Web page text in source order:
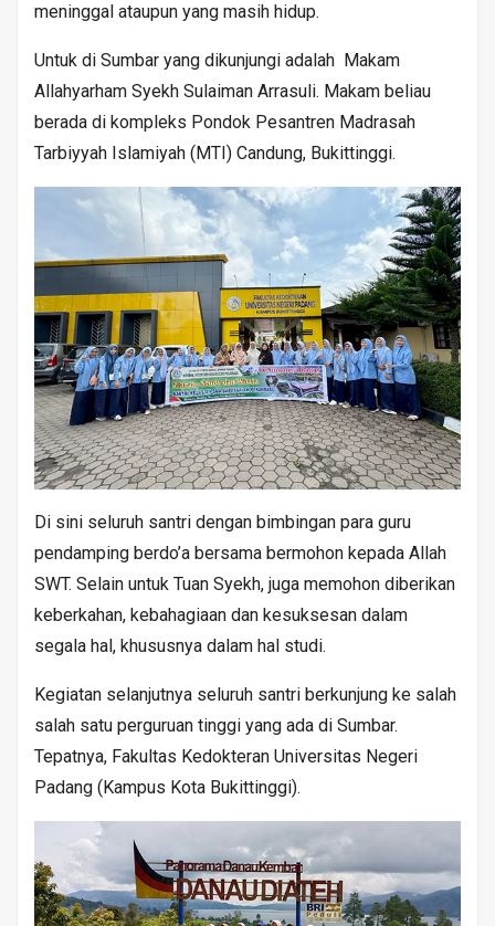
meninggal ataupun yang masih hidup.
Untuk di Sumbar yang dikunjungi adalah Makam
Allahyarham Syekh Sulaiman Arrasuli. Makam beliau
berada di kompleks Pondok Pesantren Madrasah
Tarbiyyah Islamiyah (MTI) Candung, Bukittinggi.
Di sini seluruh santri dengan bimbingan para guru
pendamping berdo’a bersama bermohon kepada Allah
SWT. Selain untuk Tuan Syekh, juga memohon diberikan
keberkahan, kebahagiaan dan kesuksesan dalam
segala hal, khususnya dalam hal studi.
Kegiatan selanjutnya seluruh santri berkunjung ke salah
salah satu perguruan tinggi yang ada di Sumbar.
Tepatnya, Fakultas Kedokteran Universitas Negeri
Padang (Kampus Kota Bukittinggi).